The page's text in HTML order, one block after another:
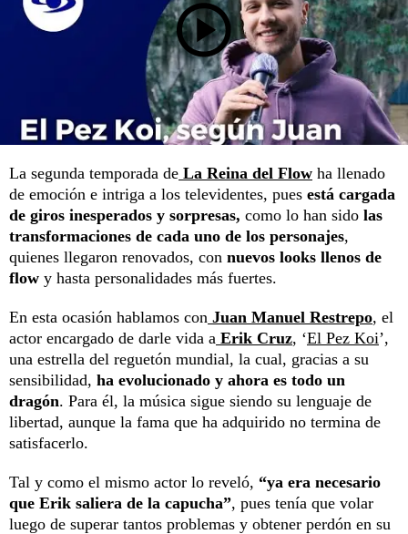
La segunda temporada de La Reina del Flow ha llenado
de emoción e intriga a los televidentes, pues está cargada
de giros inesperados y sorpresas, como lo han sido las
transformaciones de cada uno de los personajes,
quienes llegaron renovados, con nuevos looks llenos de
flow y hasta personalidades más fuertes.
En esta ocasión hablamos con Juan Manuel Restrepo, el
actor encargado de darle vida a Erik Cruz, ‘El Pez Koi’,
una estrella del reguetón mundial, la cual, gracias a su
sensibilidad, ha evolucionado y ahora es todo un
dragón. Para él, la música sigue siendo su lenguaje de
libertad, aunque la fama que ha adquirido no termina de
satisfacerlo.
Tal y como el mismo actor lo reveló, “ya era necesario
que Erik saliera de la capucha”, pues tenía que volar
luego de superar tantos problemas y obtener perdón en su